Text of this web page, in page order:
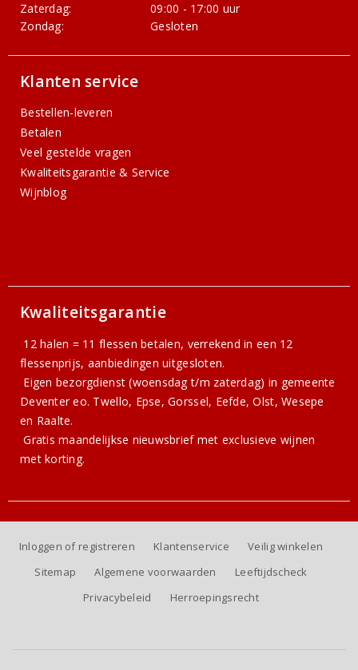
Zaterdag:
09:00 - 17:00 uur
Zondag:
Gesloten
Klanten service
Bestellen-leveren
Betalen
Veel gestelde vragen
Kwaliteitsgarantie & Service
Wijnblog
Kwaliteitsgarantie
12 halen = 11 flessen betalen, verrekend in een 12
flessenprijs, aanbiedingen uitgesloten.
Eigen bezorgdienst (woensdag t/m zaterdag) in gemeente
Deventer eo. Twello, Epse, Gorssel, Eefde, Olst, Wesepe
en Raalte.
Gratismaandelijkse nieuwsbriefmet exclusieve wijnen
met korting.
Inloggen of registreren Klantenservice
Veilig winkelen
Sitemap
Algemene voorwaarden
Leeftijdscheck
Privacybeleid
Herroepingsrecht